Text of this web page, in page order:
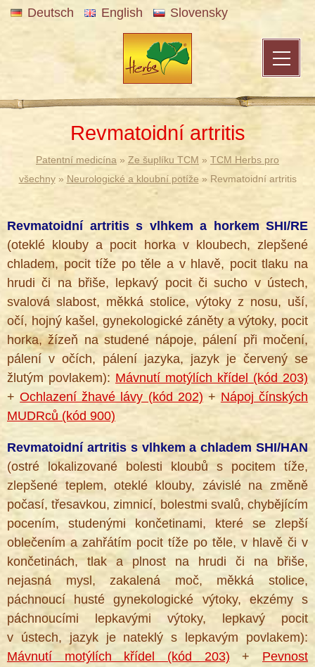
Deutsch English Slovensky
Revmatoidní artritis
Patentní medicína » Ze šuplíku TCM » TCM Herbs pro
všechny» Neurologické a kloubní potíže » Revmatoidní artritis
Revmatoidní artritis s vlhkem a horkem SHI/RE
(oteklé klouby a pocit horka v kloubech, zlepšené
chladem, pocit tíže po těle a v hlavě, pocit tlaku na
hrudi či na břiše, lepkavý pocit či sucho v ústech,
svalová slabost, měkká stolice, výtoky z nosu, uší,
očí, hojný kašel, gynekologické záněty a výtoky, pocit
horka, žízeň na studené nápoje, pálení při močení,
pálení v očích, pálení jazyka, jazyk je červený se
žlutým povlakem): Mávnutí motýlích křídel (kód 203)
+Ochlazení žhavé lávy (kód 202) + Nápoj čínských
MUDRců (kód 900)
Revmatoidní artritis s vlhkem a chladem SHI/HAN
(ostré lokalizované bolesti kloubů s pocitem tíže,
zlepšené teplem, oteklé klouby, závislé na změně
počasí, třesavkou, zimnicí, bolestmi svalů, chybějícím
pocením, studenými končetinami, které se zlepší
oblečením a zahřátím pocit tíže po těle, v hlavě či v
končetinách, tlak a plnost na hrudi či na břiše,
nejasná mysl, zakalená moč, měkká stolice,
páchnoucí husté gynekologické výtoky, ekzémy s
páchnoucími lepkavými výtoky, lepkavý pocit
v ústech, jazyk je nateklý s lepkavým povlakem):
Mávnutí motýlích křídel (kód 203) + Pevnost
®